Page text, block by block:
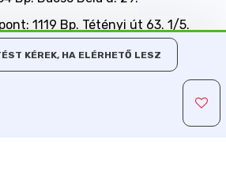
KÉREK, HA ELÉRHETŐ LESZ
1119 Bp. Tétényi út 63. 1/5.
FIZETHET NÁLUNK!
Árukereső.hu